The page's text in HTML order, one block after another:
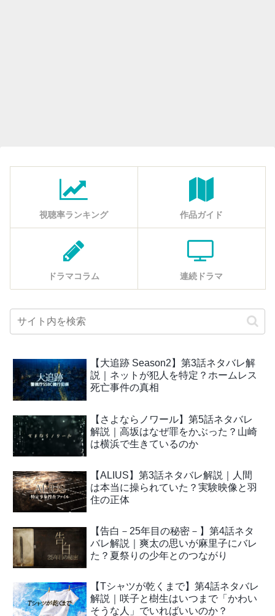
視聴率ランキング 作品ガイド
ドラマコラム 連続ドラマ
【大追跡 Season2】第3話ネタバレ解
説｜ネットが犯人を特定？ホームレス
死亡事件の真相
【さよならノワール】第5話ネタバレ
解説｜高坂はなぜ罪をかぶった？山崎
は横浜で生きているのか
【ALIUS】第3話ネタバレ解説｜人間
は本当に操られていた？実験映像と羽
住の正体
【告白－25年目の秘密－】第4話ネタ
バレ解説｜爽太の思いが麻里子にバレ
た？夏祭りの少年とのつながり
【Tシャツが乾くまで】第4話ネタバレ
解説｜咲子と樹生はいつまで「かわい
そうな人」でいればいいのか？